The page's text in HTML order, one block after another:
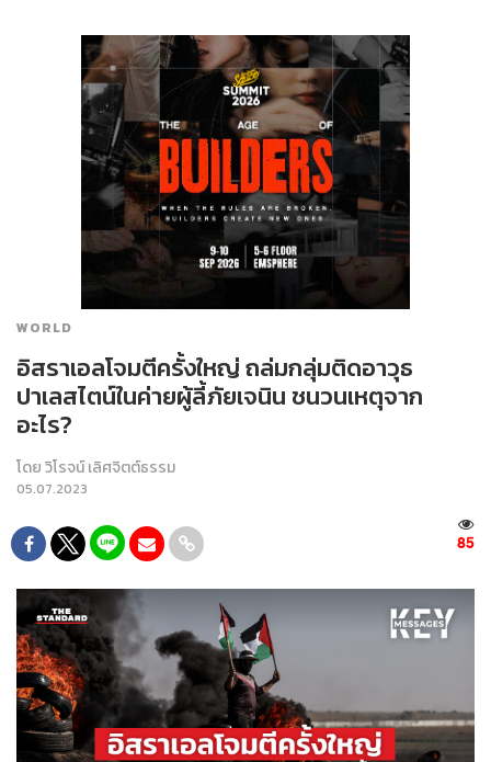
WORLD
อิสราเอลโจมตีครั้งใหญ่ ถล่มกลุ่มติดอาวุธ
ปาเลสไตน์ในค่ายผู้ลี้ภัยเจนิน ชนวนเหตุจาก
อะไร?
โดยวิโรจน์ เลิศจิตต์ธรรม
05.07.2023
85